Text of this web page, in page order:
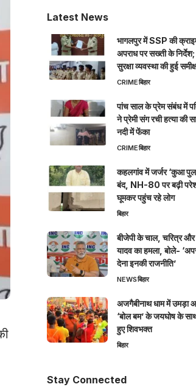
Latest News
भागलपुर में SSP की
अपराध पर सख्ती के
सुरक्षा व्यवस्था की हुई
CRIMEबिहार
पांच साल के प्रेम संबंध में
ने प्रेमी संग रची हत्या की
नदी में फेंका
CRIMEबिहार
कहलगांव में जर्जर ‘कुआ
बंद, NH-80 पर बढ़ी
घूमकर पहुंच रहे लोग
बिहार
बीजेपी के चाल, चरित्र और
यादव का हमला, बोले-
देना इनकी राजनीति’
NEWSबिहार
अजगैबीनाथ धाम में उमड़ा
‘बोल बम’ के जयघोष के साथ
हुए शिवभक्त
बिहार
Stay Connected